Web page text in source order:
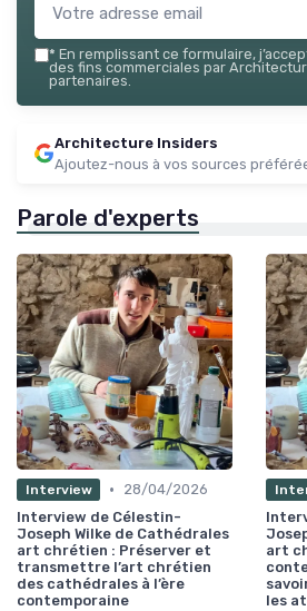
* En remplissant ce formulaire,
des fins commerciales par
partenaires.
Architecture Insiders
Ajoutez-nous à vos sources
Parole d'experts
Interview •
28/04/2026
Interview de Célestin-
Joseph Wilke de Cathédrales
art chrétien : Préserver et
transmettre l’art chrétien
des cathédrales à l’ère
contemporaine
art
les